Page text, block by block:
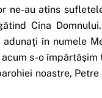
ne-au atins
Cina
în numele
s-o împărtășim
noastre,